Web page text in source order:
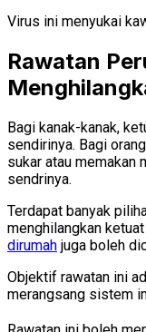
Virus ini menyukai
Rawatan
Bagi kanak-kanak,
sendirinya. Bagi
sukar atau memakan
sendrinya.
Terdapat banyak
menghilangkan
dirumah juga boleh
Objektif rawatan ini
merangsang sistem